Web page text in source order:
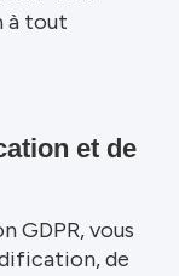
à tout
et de
GDPR, vous
de